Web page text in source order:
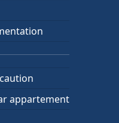
appartement